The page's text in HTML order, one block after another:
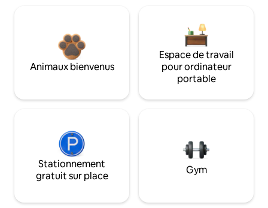
Animaux bienvenus
Espace de travail
pour ordinateur
portable
Stationnement
gratuit sur place
Gym